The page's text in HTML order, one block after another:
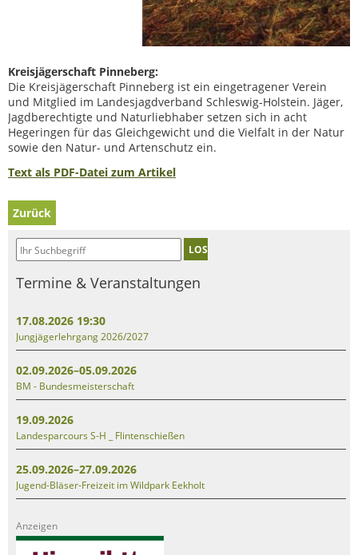
Kreisjägerschaft Pinneberg:
Die Kreisjägerschaft Pinneberg ist ein eingetragener Verein
und Mitglied im Landesjagdverband Schleswig-Holstein. Jäger,
Jagdberechtigte und Naturliebhaber setzen sich in acht
Hegeringen für das Gleichgewicht und die Vielfalt in der Natur
sowie den Natur- und Artenschutz ein.
Text als PDF-Datei zum Artikel
Zurück
LOS
Termine & Veranstaltungen
17.08.2026 19:30
Jungjägerlehrgang 2026/2027
02.09.2026–05.09.2026
BM - Bundesmeisterschaft
19.09.2026
Landesparcours S-H _ Flintenschießen
25.09.2026–27.09.2026
Jugend-Bläser-Freizeit im Wildpark Eekholt
Anzeigen